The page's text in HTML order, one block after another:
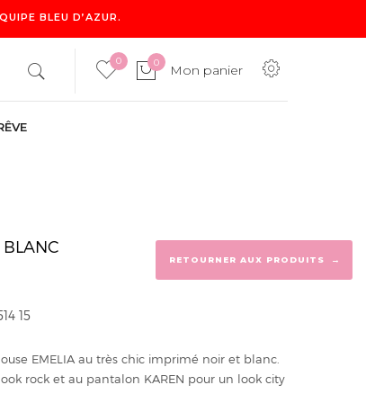
BLEU D’AZUR.
Mon panier
0
0
15
EMELIA au très chic imprimé noir et blanc.
rock et au pantalon KAREN pour un look city
RETOURNER AUX PRODUITS →